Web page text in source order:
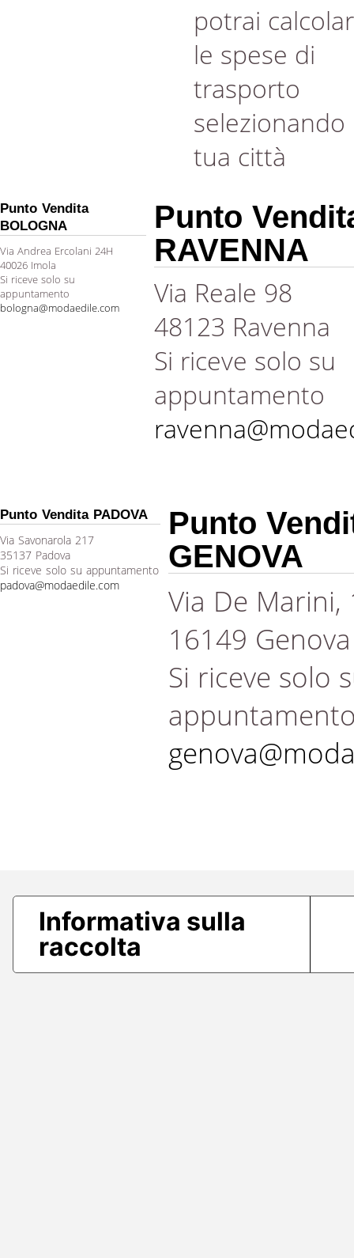
potrai
le spese di
trasporto
selezionando
tua città
Punto Vendita
BOLOGNA
Via Andrea Ercolani 24H
40026 Imola
Si riceve solo su
appuntamento
bologna@modaedile.com
Punto
RAVENNA
Via Reale 98
48123 Ravenna
Si riceve solo su
appuntamento
Punto Vendita PADOVA
Via Savonarola 217
35137 Padova
Si riceve solo su appuntamento
padova@modaedile.com
Punto
GENOVA
Via De Marini,
16149 Genova
Si riceve solo
Informativa sulla
raccolta